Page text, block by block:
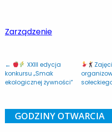
Zarządzenie
←
XXIII edycja
konkursu „Smak
ekologicznej żywności”
GODZINY OTWARCIA